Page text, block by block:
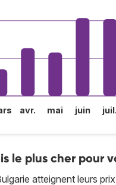
avr. mai juin juil.
le plus cher pour
atteignent leurs